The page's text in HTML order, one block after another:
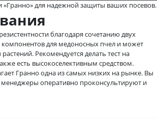
для надежной защиты ваших посевов.
благодаря сочетанию двух
для медоносных пчел и может
Рекомендуется делать тест на
есть высокоселективным средством.
Гранно одна из самых низких на рынке. Вы
менеджеры оперативно проконсультируют и